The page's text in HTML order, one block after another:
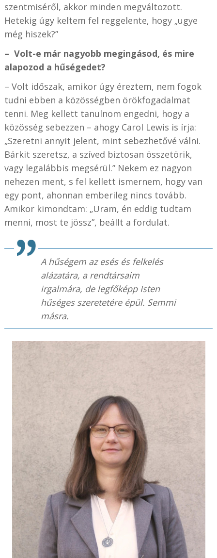
szentmiséről, akkor minden megváltozott.
Hetekig úgy keltem fel reggelente, hogy „ugye
még hiszek?”
– Volt-e már nagyobb megingásod, és mire
alapozod a hűségedet?
– Volt időszak, amikor úgy éreztem, nem fogok
tudni ebben a közösségben örökfogadalmat
tenni. Meg kellett tanulnom engedni, hogy a
közösség sebezzen – ahogy Carol Lewis is írja:
„Szeretni annyit jelent, mint sebezhetővé válni.
Bárkit szeretsz, a szíved biztosan összetörik,
vagy legalábbis megsérül.” Nekem ez nagyon
nehezen ment, s fel kellett ismernem, hogy van
egy pont, ahonnan emberileg nincs tovább.
Amikor kimondtam: „Uram, én eddig tudtam
menni, most te jössz”, beállt a fordulat.
A hűségem az esés és felkelés
alázatára, a rendtársaim
irgalmára, de legfőképp Isten
hűséges szeretetére épül. Semmi
másra.